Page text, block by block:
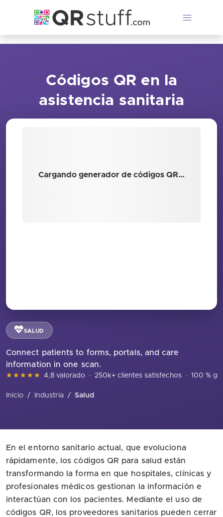
Códigos QR en la
asistencia sanitaria
Cargando generador de códigos QR…
SALUD
Connect patients to forms, portals, and care
information in one scan.
★★★★★ 4,8 valorado · 250k+ clientes satisfechos · 100 %
Inicio / Industria / Salud
En el entorno sanitario actual, que evoluciona
rápidamente, los códigos QR para salud están
transformando la forma en que hospitales, clínicas y
profesionales médicos gestionan la información e
interactúan con los pacientes. Mediante el uso de
códigos QR, los proveedores sanitarios pueden cerrar